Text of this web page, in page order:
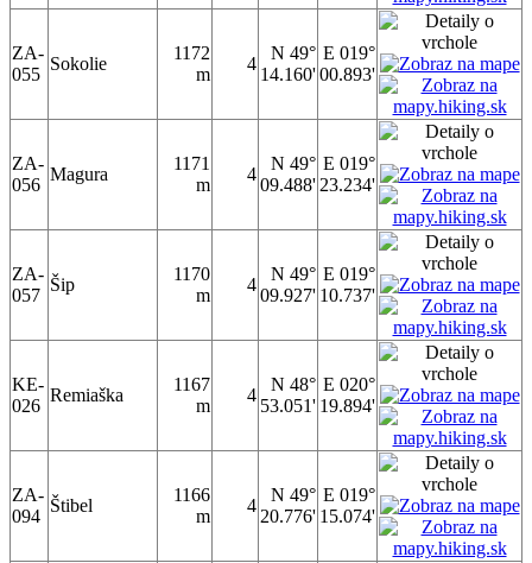
ZA-
055
Sokolie
1172
m
4
N 49°
14.160'
E 019°
00.893'
ZA-
056
Magura
1171
m
4
N 49°
09.488'
E 019°
23.234'
ZA-
057
Šip
1170
m
4
N 49°
09.927'
E 019°
10.737'
KE-
026
Remiaška
1167
m
4
N 48°
53.051'
E 020°
19.894'
ZA-
094
Štibel
1166
m
4
N 49°
20.776'
E 019°
15.074'